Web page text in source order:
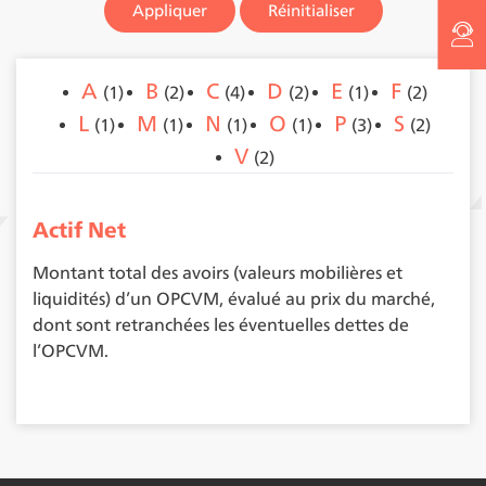
Appliquer
A (1) B (2) C (4) D (2) E (1) F (2)
L (1) M (1) N (1) O (1) P (3) S (2)
V (2)
Actif Net
Montant total des avoirs (valeurs mobilières et
liquidités) d’un OPCVM, évalué au prix du marché,
dont sont retranchées les éventuelles dettes de
l’OPCVM.